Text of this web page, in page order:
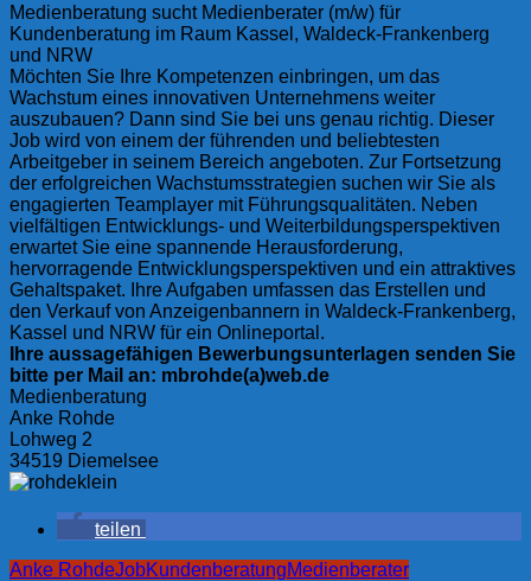
Medienberatung sucht Medienberater (m/w) für
Kundenberatung im Raum Kassel, Waldeck-Frankenberg
und NRW
Möchten Sie Ihre Kompetenzen einbringen, um das
Wachstum eines innovativen Unternehmens weiter
auszubauen? Dann sind Sie bei uns genau richtig. Dieser
Job wird von einem der führenden und beliebtesten
Arbeitgeber in seinem Bereich angeboten. Zur Fortsetzung
der erfolgreichen Wachstumsstrategien suchen wir Sie als
engagierten Teamplayer mit Führungsqualitäten. Neben
vielfältigen Entwicklungs- und Weiterbildungsperspektiven
erwartet Sie eine spannende Herausforderung,
hervorragende Entwicklungsperspektiven und ein attraktives
Gehaltspaket. Ihre Aufgaben umfassen das Erstellen und
den Verkauf von Anzeigenbannern in Waldeck-Frankenberg,
Kassel und NRW für ein Onlineportal.
Ihre aussagefähigen Bewerbungsunterlagen senden Sie
bitte per Mail an: mbrohde(a)web.de
Medienberatung
Anke Rohde
Lohweg 2
34519 Diemelsee
teilen
Anke RohdeJobKundenberatungMedienberater